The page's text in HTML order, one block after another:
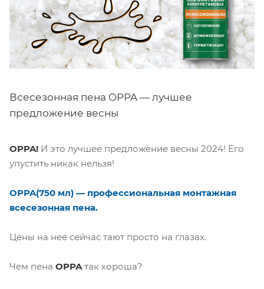
Всесезонная пена OPPA — лучшее
предложение весны
OPPA! И это лучшее предложение весны 2024! Его
упустить никак нельзя!
OPPA(750 мл) — профессиональная монтажная
всесезонная пена.
Цены на нее сейчас тают просто на глазах.
Чем пена OPPAтак хороша?